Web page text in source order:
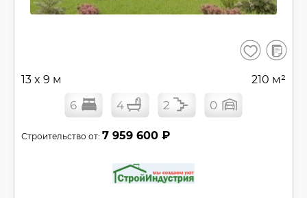
Сохранить
В
13 x 9 м 210 м²
6 4 2 0
Строительство от: 7 959 600 ₽